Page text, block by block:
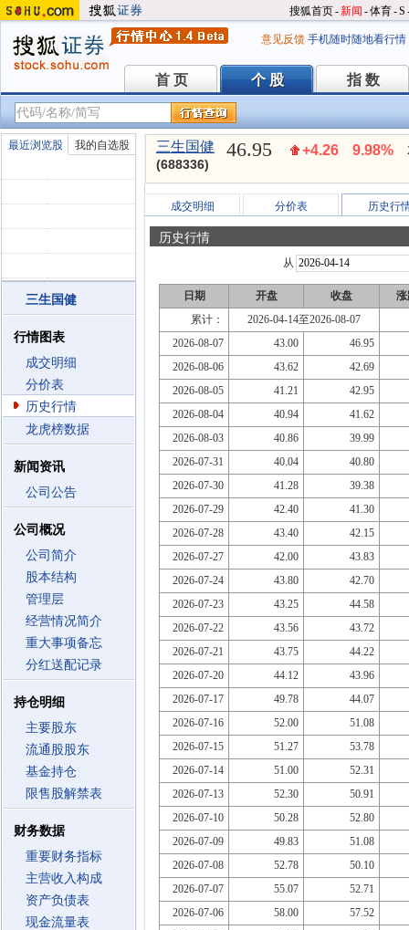
搜狐首页-新闻 -体育-S
意见反馈 手机随时随地看行情
首 页
首 页 个 股
个 股 指 数
指 数
最近浏览股 我的自选股
三生国健
行情图表
成交明细
分价表
历史行情
龙虎榜数据
新闻资讯
公司公告
公司概况
公司简介
股本结构
管理层
经营情况简介
重大事项备忘
分红送配记录
持仓明细
主要股东
流通股股东
基金持仓
限售股解禁表
财务数据
重要财务指标
主营收入构成
资产负债表
现金流量表
三生国健
(688336)
46.95 +4.26 9.98%
成交明细 分价表 历史行
历史行情
从
日期 开盘 收盘
累计：
2026-04-14至2026-08-07
2026-08-07
43.00
46.95
2026-08-06
43.62
42.69
2026-08-05
41.21
42.95
2026-08-04
40.94
41.62
2026-08-03
40.86
39.99
2026-07-31
40.04
40.80
2026-07-30
41.28
39.38
2026-07-29
42.40
41.30
2026-07-28
43.40
42.15
2026-07-27
42.00
43.83
2026-07-24
43.80
42.70
2026-07-23
43.25
44.58
2026-07-22
43.56
43.72
2026-07-21
43.75
44.22
2026-07-20
44.12
43.96
2026-07-17
49.78
44.07
2026-07-16
52.00
51.08
2026-07-15
51.27
53.78
2026-07-14
51.00
52.31
2026-07-13
52.30
50.91
2026-07-10
50.28
52.80
2026-07-09
49.83
51.08
2026-07-08
52.78
50.10
2026-07-07
55.07
52.71
2026-07-06
58.00
57.52